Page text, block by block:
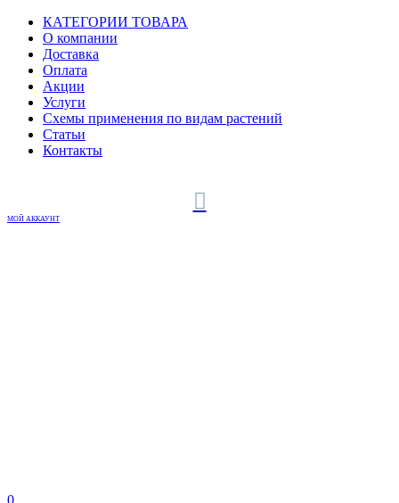
КАТЕГОРИИ ТОВАРА
О компании
Доставка
Оплата
Акции
Услуги
Схемы применения по видам растений
Статьи
Контакты
МОЙ АККАУНТ
0